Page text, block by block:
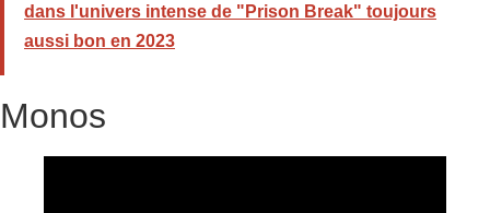
dans l'univers intense de "Prison Break" toujours
aussi bon en 2023
Monos